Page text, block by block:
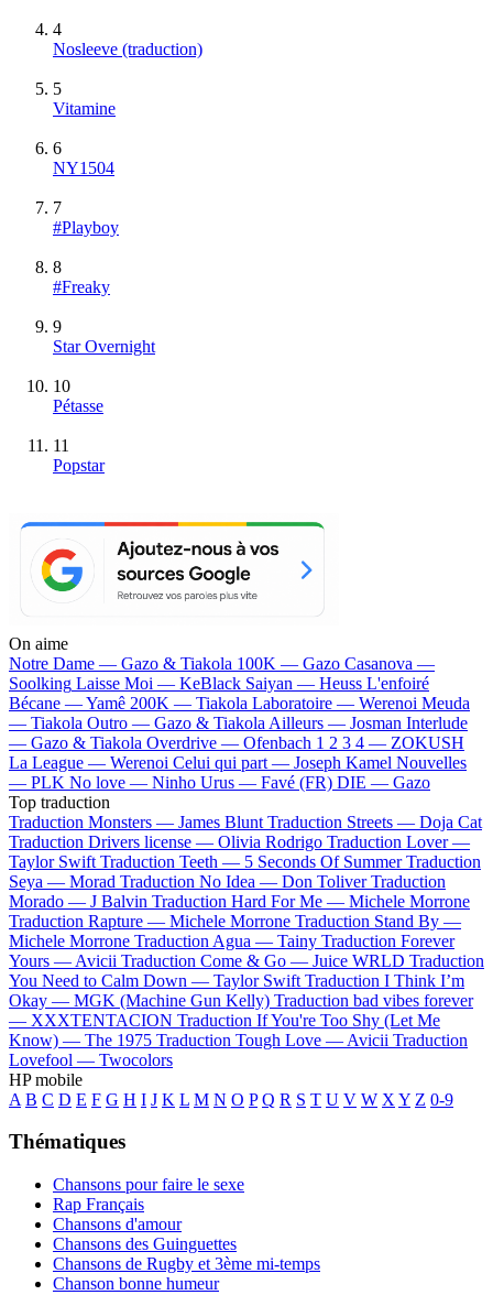
4
Nosleeve (traduction)
5
Vitamine
6
NY1504
7
#Playboy
8
#Freaky
9
Star Overnight
10
Pétasse
11
Popstar
On aime
Notre Dame — Gazo & Tiakola 100K — Gazo Casanova —
Soolking Laisse Moi — KeBlack Saiyan — Heuss L'enfoiré
Bécane —Yamê 200K — Tiakola Laboratoire — Werenoi Meuda
— Tiakola Outro — Gazo & Tiakola Ailleurs — Josman Interlude
— Gazo & Tiakola Overdrive — Ofenbach 1 2 3 4 — ZOKUSH
La League — Werenoi Celui qui part — Joseph Kamel Nouvelles
— PLK No love — Ninho Urus — Favé (FR) DIE — Gazo
Top traduction
Traduction Monsters — James Blunt Traduction Streets — Doja Cat
Traduction Drivers license — Olivia Rodrigo Traduction Lover —
Taylor Swift Traduction Teeth — 5 Seconds Of Summer Traduction
Seya — Morad Traduction No Idea — Don Toliver Traduction
Morado — J Balvin Traduction Hard For Me — Michele Morrone
Traduction Rapture — Michele Morrone Traduction Stand By —
Michele Morrone Traduction Agua — Tainy Traduction Forever
Yours — Avicii Traduction Come & Go — Juice WRLD Traduction
You Need to Calm Down — Taylor Swift Traduction I Think I’m
Okay — MGK (Machine Gun Kelly) Traduction bad vibes forever
— XXXTENTACION Traduction If You're Too Shy (Let Me
Know) — The 1975 Traduction Tough Love — Avicii Traduction
Lovefool — Twocolors
HP mobile
A B C D E F G H I J K L M N O P Q R S T U V W X Y Z 0-9
Thématiques
Chansons pour faire le sexe
Rap Français
Chansons d'amour
Chansons des Guinguettes
Chansons de Rugby et 3ème mi-temps
Chanson bonne humeur